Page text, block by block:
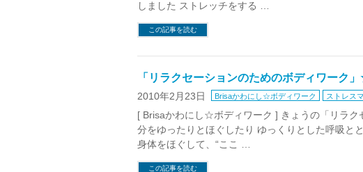
しました ストレッチをする …
この記事を読む
「リラクセーションのためのボディワーク
2010年2月23日 Brisaかわにし☆ボディワーク ストレス
[ Brisaかわにし☆ボディワーク ] きょうの「リラ
分をゆったりとほぐしたり ゆっくりとした呼吸と
身体をほぐして、“ここ …
この記事を読む